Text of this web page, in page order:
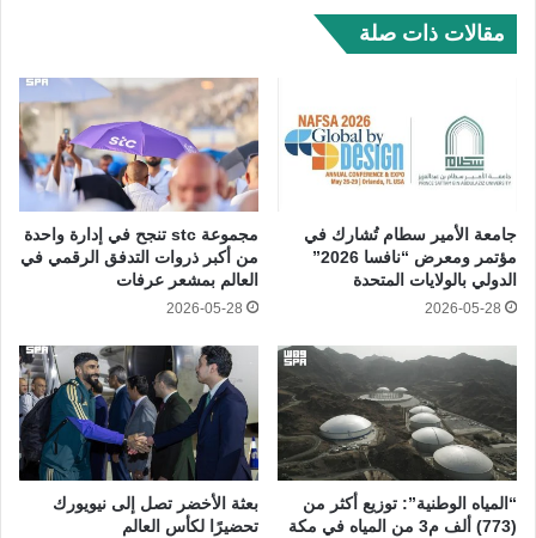
مقالات ذات صلة
جامعة الأمير سطام تُشارك في
مؤتمر ومعرض “نافسا 2026”
الدولي بالولايات المتحدة
2026-05-28
مجموعة stc تنجح في إدارة واحدة
من أكبر ذروات التدفق الرقمي في
العالم بمشعر عرفات
2026-05-28
“المياه الوطنية”: توزيع أكثر من
(773) ألف م3 من المياه في مكة
بعثة الأخضر تصل إلى نيويورك
تحضيرًا لكأس العالم